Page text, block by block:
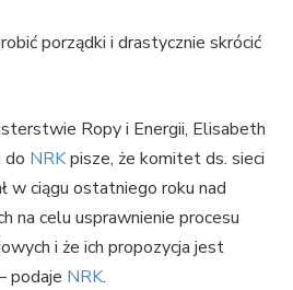
porządki i drastycznie skrócić
Ropy i Energii, Elisabeth
NRKpisze, że komitet ds. sieci
w ciągu ostatniego roku nad
na celu usprawnienie procesu
i że ich propozycja jest
podaje NRK.